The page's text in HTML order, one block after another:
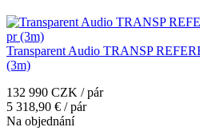
Transparent Audio TRANSP
(3m)
132 990 CZK / pár
5 318,90 € / pár
Na objednání